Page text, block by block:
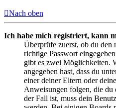
Nach oben
Ich habe mich registriert, kann
Überprüfe zuerst, ob du den
richtige Passwort
gibt es zwei Möglichkeiten.
angegeben hast, dass du
einer deiner Eltern oder
Anweisungen folgen, die du
der Fall ist, muss dein